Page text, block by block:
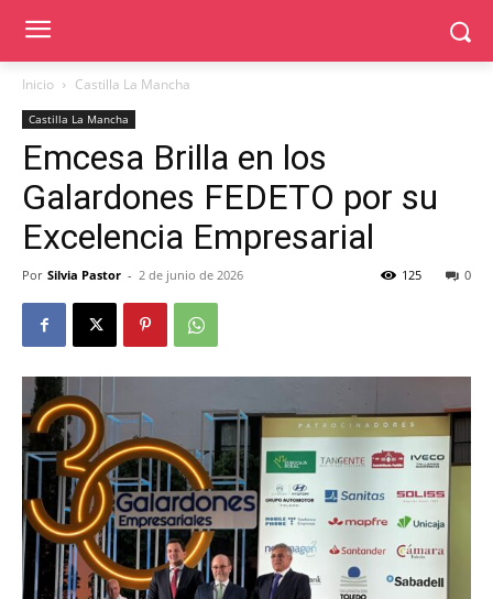
Inicio Castilla La Mancha
Castilla La Mancha
Emcesa Brilla en los
Galardones FEDETO por su
Excelencia Empresarial
Por Silvia Pastor - 2 de junio de 2026 0
125